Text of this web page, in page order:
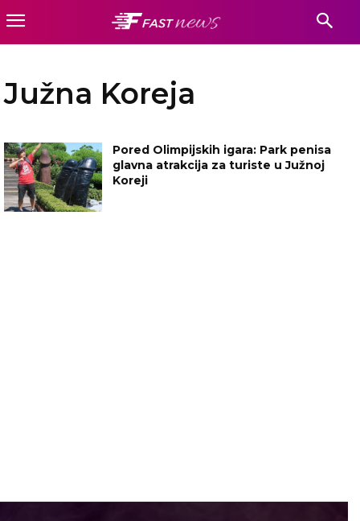
Južna Koreja
Pored Olimpijskih igara: Park penisa
glavna atrakcija za turiste u Južnoj
Koreji